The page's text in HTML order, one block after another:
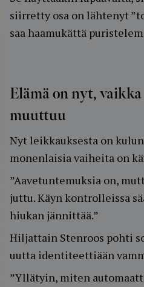
siirretty osa on lähtenyt
saa haamukättä
Elämä on nyt,
muuttuu
Nyt leikkauksesta on
monenlaisia vaiheita on
”Aavetuntemuksia on,
juttu. Käyn kontrolleissa
hiukan jännittää.”
Hiljattain Stenroos pohti
uutta identiteettiään
”Yllätyin, miten